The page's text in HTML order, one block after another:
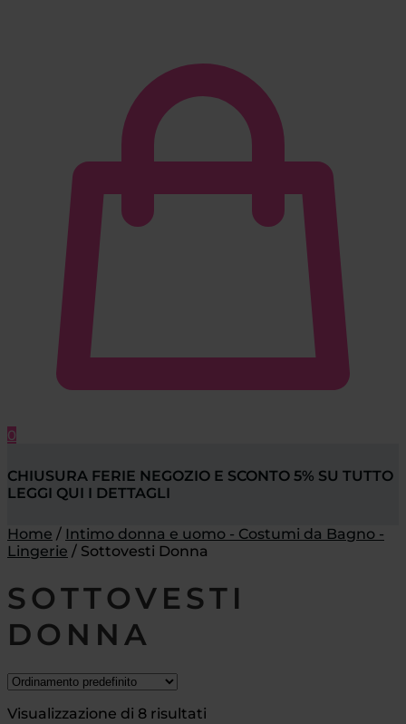
0
CHIUSURA FERIE NEGOZIO E SCONTO 5% SU TUTTO
LEGGI QUI I DETTAGLI
Home / Intimo donna e uomo - Costumi da Bagno -
Lingerie / Sottovesti Donna
SOTTOVESTI
DONNA
Visualizzazione di 8 risultati